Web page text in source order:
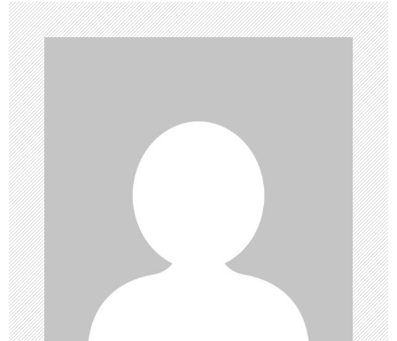
a
v
i
g
a
t
i
o
n